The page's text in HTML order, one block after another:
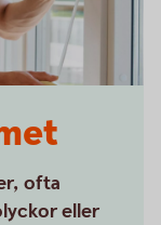
ofta
eller